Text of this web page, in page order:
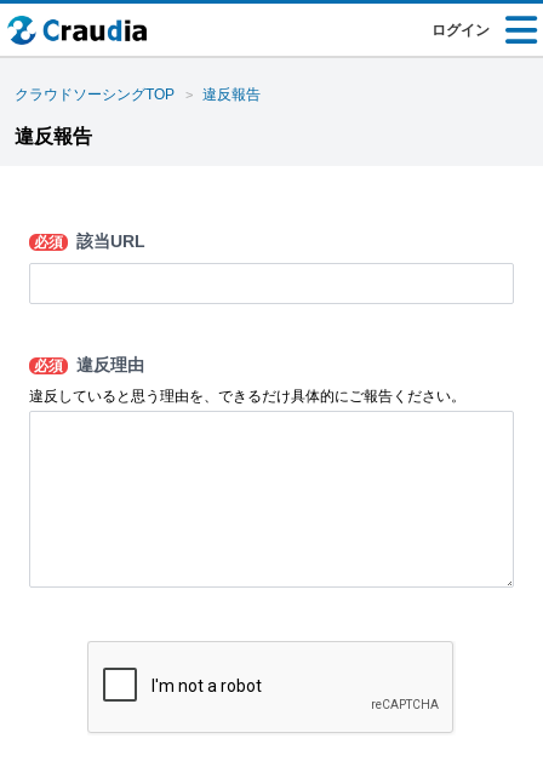
ログイン
クラウドソーシングTOP 違反報告
違反報告
必須 該当URL
必須 違反理由
違反していると思う理由を、できるだけ具体的にご報告ください。